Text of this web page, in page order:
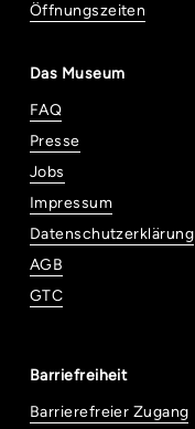
Öffnungszeiten
Das Museum
FAQ
Presse
Jobs
Impressum
Datenschutzerklärung
AGB
GTC
Barriefreiheit
Barrierefreier Zugang